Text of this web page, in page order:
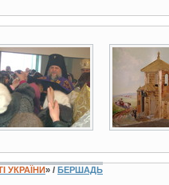
фото 7 фото
УКРАЇНИ» / БЕРШАДЬ